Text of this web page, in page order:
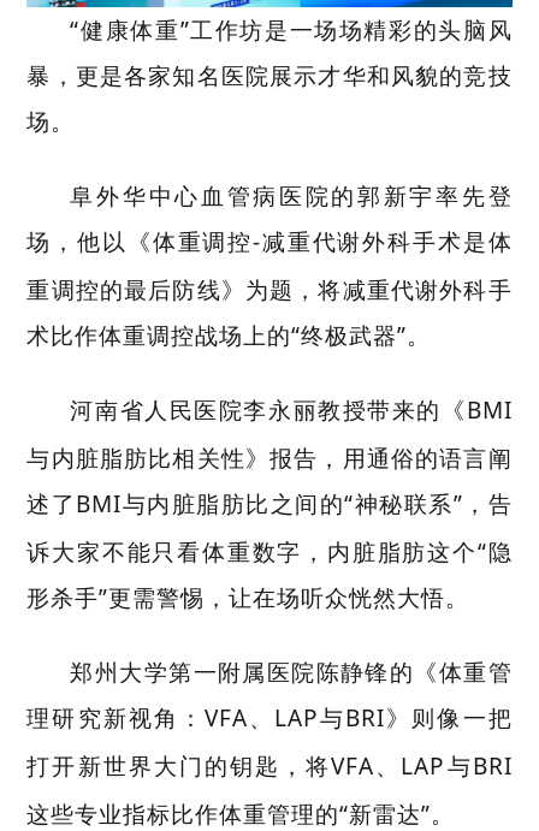
“健康体重”工作坊是一场场精彩的头脑风
暴，更是各家知名医院展示才华和风貌的竞技
场。
阜外华中心血管病医院的郭新宇率先登
场，他以《体重调控-减重代谢外科手术是体
重调控的最后防线》为题，将减重代谢外科手
术比作体重调控战场上的“终极武器”。
河南省人民医院李永丽教授带来的《BMI
与内脏脂肪比相关性》报告，用通俗的语言阐
述了BMI与内脏脂肪比之间的“神秘联系”，告
诉大家不能只看体重数字，内脏脂肪这个“隐
形杀手”更需警惕，让在场听众恍然大悟。
郑州大学第一附属医院陈静锋的《体重管
理研究新视角： VFA、 LAP与BRI》则像一把
打开新世界大门的钥匙，将VFA、 LAP与BRI
这些专业指标比作体重管理的“新雷达”。